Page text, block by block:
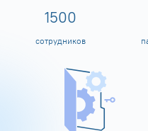
1600
сотрудников